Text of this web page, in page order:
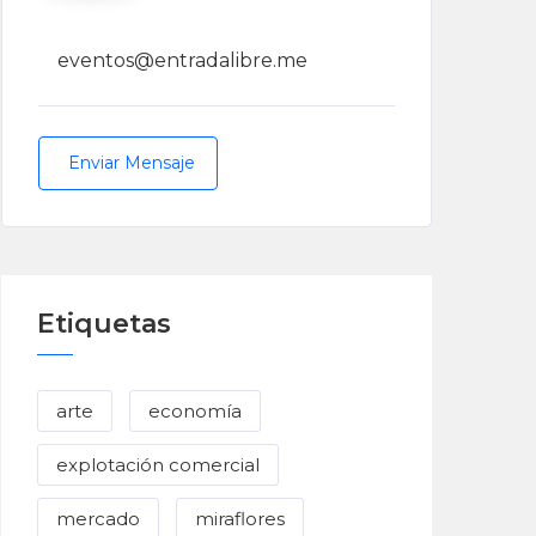
eventos@entradalibre.me
Enviar Mensaje
Etiquetas
arte economía
explotación comercial
mercado miraflores